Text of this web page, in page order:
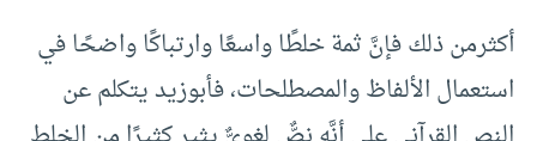
أكثرمن ذلك فإنَّ ثمة خلطًا واسعًا وارتباكًا واضحًا في
استعمال الألفاظ والمصطلحات، فأبوزيد يتكلم عن